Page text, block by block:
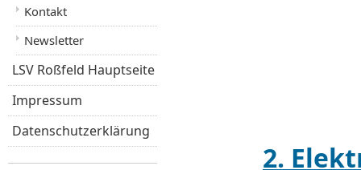
2.
Kontakt
Newsletter
LSV Roßfeld Hauptseite
Impressum
Datenschutzerklärung